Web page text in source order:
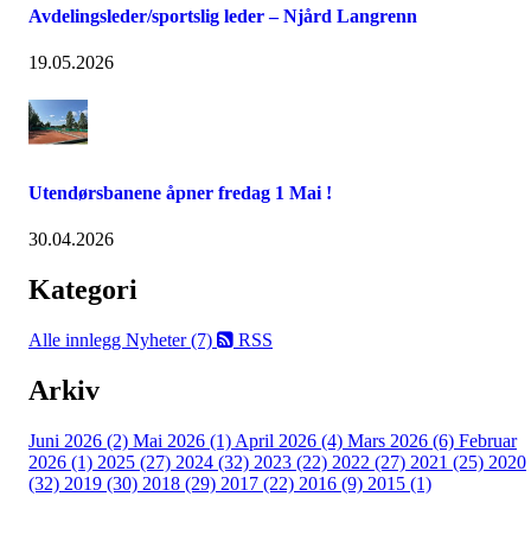
Avdelingsleder/sportslig leder – Njård Langrenn
19.05.2026
Utendørsbanene åpner fredag 1 Mai !
30.04.2026
Kategori
Alle innlegg Nyheter (7) RSS
Arkiv
Juni 2026 (2) Mai 2026 (1) April 2026 (4) Mars 2026 (6) Februar
2026 (1) 2025 (27) 2024 (32) 2023 (22) 2022 (27) 2021 (25) 2020
(32) 2019 (30) 2018 (29) 2017 (22) 2016 (9) 2015 (1)